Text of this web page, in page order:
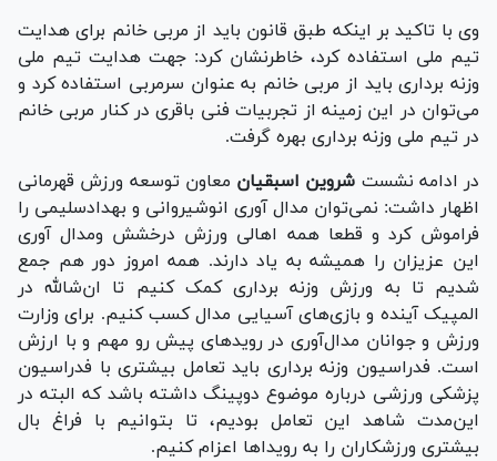
وی با تاکید بر اینکه طبق قانون باید از مربی خانم برای هدایت
تیم ملی استفاده کرد، خاطرنشان کرد: جهت هدایت تیم ملی
وزنه برداری باید از مربی خانم به عنوان سرمربی استفاده کرد و
می‌توان در این زمینه از تجربیات فنی باقری در کنار مربی خانم
در تیم ملی وزنه برداری بهره گرفت.
در ادامه نشست شروین اسبقیان معاون توسعه ورزش قهرمانی
اظهار داشت: نمی‌توان مدال آوری انوشیروانی و بهدادسلیمی را
فراموش کرد و قطعا همه اهالی ورزش درخشش و‌مدال آوری
این عزیزان را همیشه به یاد دارند. همه امروز دور هم جمع
شدیم تا به ورزش وزنه برداری کمک کنیم تا ان‌شالله در
المپیک آینده و بازی‌های آسیایی مدال کسب کنیم. برای وزارت
ورزش و‌ جوانان مدال‌آوری در روید‌های پیش رو مهم و با ارزش
است. فدراسیون وزنه برداری باید تعامل بیشتری با فدراسیون
پزشکی ورزشی درباره موضوع دوپینگ داشته باشد که البته در
این‌مدت شاهد این تعامل بودیم، تا بتوانیم با فراغ بال
بیشتری ورزشکاران را به رویداها اعزام کنیم.